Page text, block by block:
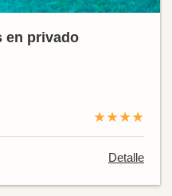
en privado
★★★★
Detalle